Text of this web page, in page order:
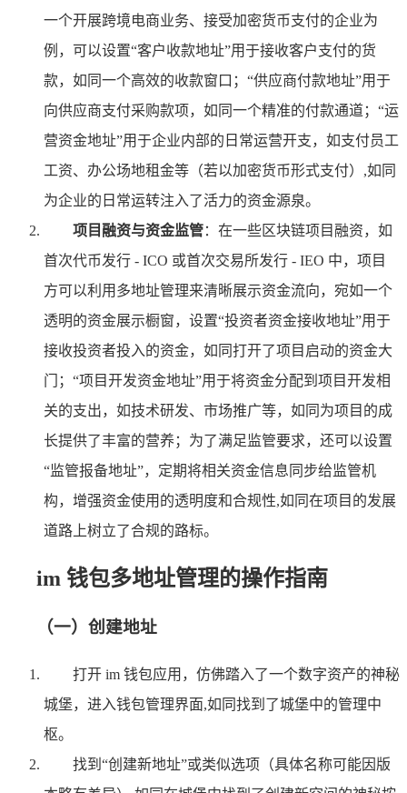
一个开展跨境电商业务、接受加密货币支付的企业为
例，可以设置“客户收款地址”用于接收客户支付的货
款，如同一个高效的收款窗口；“供应商付款地址”用于
向供应商支付采购款项，如同一个精准的付款通道；“运
营资金地址”用于企业内部的日常运营开支，如支付员工
工资、办公场地租金等（若以加密货币形式支付）,如同
为企业的日常运转注入了活力的资金源泉。
项目融资与资金监管：在一些区块链项目融资，如
首次代币发行 - ICO 或首次交易所发行 - IEO 中，项目
方可以利用多地址管理来清晰展示资金流向，宛如一个
透明的资金展示橱窗，设置“投资者资金接收地址”用于
接收投资者投入的资金，如同打开了项目启动的资金大
门；“项目开发资金地址”用于将资金分配到项目开发相
关的支出，如技术研发、市场推广等，如同为项目的成
长提供了丰富的营养；为了满足监管要求，还可以设置
“监管报备地址”，定期将相关资金信息同步给监管机
构，增强资金使用的透明度和合规性,如同在项目的发展
道路上树立了合规的路标。
im 钱包多地址管理的操作指南
（一）创建地址
打开 im 钱包应用，仿佛踏入了一个数字资产的神秘
城堡，进入钱包管理界面,如同找到了城堡中的管理中
枢。
找到“创建新地址”或类似选项（具体名称可能因版